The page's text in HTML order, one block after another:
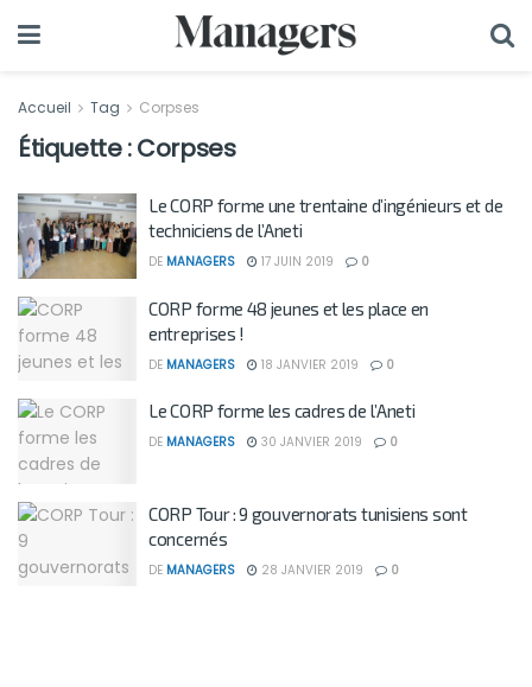
Accueil Tag Corpses
Étiquette :Corpses
Le CORP forme une trentaine d’ingénieurs et de
techniciens de l’Aneti
DE MANAGERS 17 JUIN 2019 0
CORP forme 48 jeunes et les place en
entreprises !
DE MANAGERS 18 JANVIER 2019 0
Le CORP forme les cadres de l’Aneti
DE MANAGERS 30 JANVIER 2019 0
CORP Tour : 9 gouvernorats tunisiens sont
concernés
DE MANAGERS 28 JANVIER 2019 0